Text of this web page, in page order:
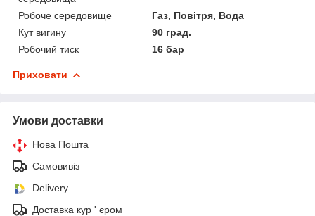
Робоче середовище
Газ, Повітря, Вода
Кут вигину
90 град.
Робочий тиск
16 бар
Приховати
Умови доставки
Нова Пошта
Самовивіз
Delivery
Доставка кур ' єром